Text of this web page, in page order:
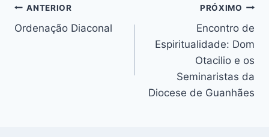
Navegação
de
ANTERIOR
Ordenação Diaconal
PRÓXIMO
Encontro de
Espiritualidade: Dom
Otacilio e os
Seminaristas da
Diocese de Guanhães